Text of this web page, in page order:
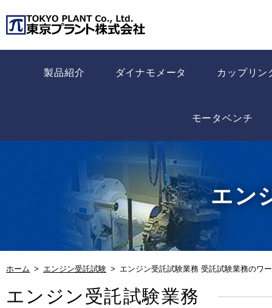
製品紹介 ダイナモメータ カップリン
モータベンチ
エン
ホーム エンジン受託試験 エンジン受託試験業務 受託試験業務のワ
エンジン受託試験業務